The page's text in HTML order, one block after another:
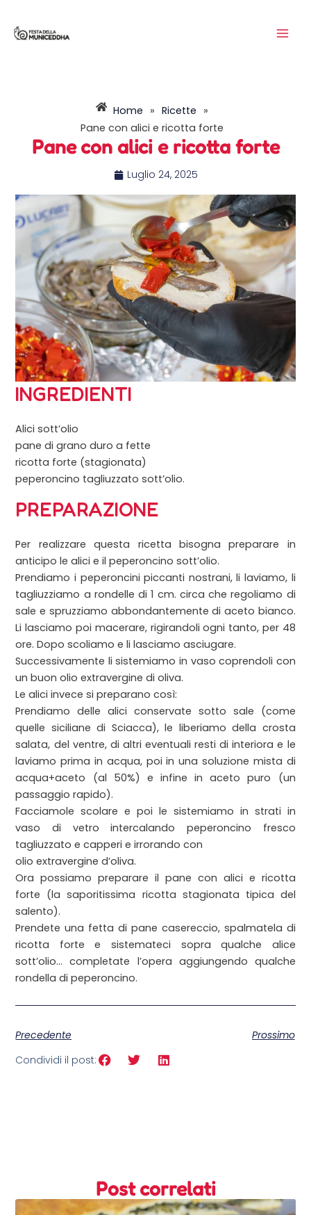
contenuto
Home » Ricette »
Pane con alici e ricotta forte
Pane con alici e ricotta forte
Luglio 24, 2025
INGREDIENTI
Alici sott’olio
pane di grano duro a fette
ricotta forte (stagionata)
peperoncino tagliuzzato sott’olio.
PREPARAZIONE
Per realizzare questa ricetta bisogna preparare in
anticipo le alici e il peperoncino sott’olio.
Prendiamo i peperoncini piccanti nostrani, li laviamo, li
tagliuzziamo a rondelle di 1 cm. circa che regoliamo di
sale e spruzziamo abbondantemente di aceto bianco.
Li lasciamo poi macerare, rigirandoli ogni tanto, per 48
ore. Dopo scoliamo e li lasciamo asciugare.
Successivamente li sistemiamo in vaso coprendoli con
un buon olio extravergine di oliva.
Le alici invece si preparano così:
Prendiamo delle alici conservate sotto sale (come
quelle siciliane di Sciacca), le liberiamo della crosta
salata, del ventre, di altri eventuali resti di interiora e le
laviamo prima in acqua, poi in una soluzione mista di
acqua+aceto (al 50%) e infine in aceto puro (un
passaggio rapido).
Facciamole scolare e poi le sistemiamo in strati in
vaso di vetro intercalando peperoncino fresco
tagliuzzato e capperi e irrorando con
olio extravergine d’oliva.
Ora possiamo preparare il pane con alici e ricotta
forte (la saporitissima ricotta stagionata tipica del
salento).
Prendete una fetta di pane casereccio, spalmatela di
ricotta forte e sistemateci sopra qualche alice
sott’olio… completate l’opera aggiungendo qualche
rondella di peperoncino.
Precedente
Prossimo
Condividi il post:
Post correlati